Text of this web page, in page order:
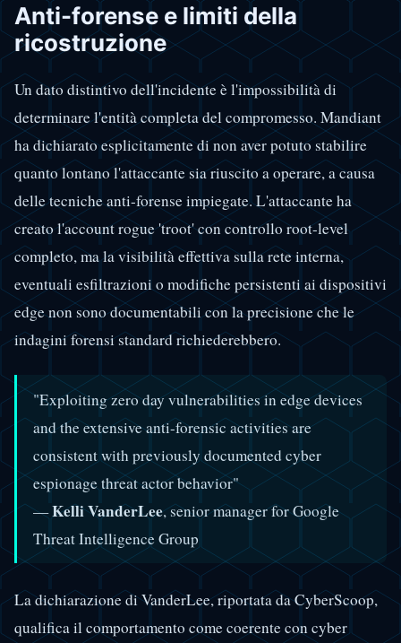
Anti-forense e limiti della
ricostruzione
Un dato distintivo dell'incidente è l'impossibilità di
determinare l'entità completa del compromesso. Mandiant
ha dichiarato esplicitamente di non aver potuto stabilire
quanto lontano l'attaccante sia riuscito a operare, a causa
delle tecniche anti-forense impiegate. L'attaccante ha
creato l'account rogue 'troot' con controllo root-level
completo, ma la visibilità effettiva sulla rete interna,
eventuali esfiltrazioni o modifiche persistenti ai dispositivi
edge non sono documentabili con la precisione che le
indagini forensi standard richiederebbero.
"Exploiting zero day vulnerabilities in edge devices
and the extensive anti-forensic activities are
consistent with previously documented cyber
espionage threat actor behavior"
—Kelli VanderLee, senior manager for Google
Threat Intelligence Group
La dichiarazione di VanderLee, riportata da CyberScoop,
qualifica il comportamento come coerente con cyber